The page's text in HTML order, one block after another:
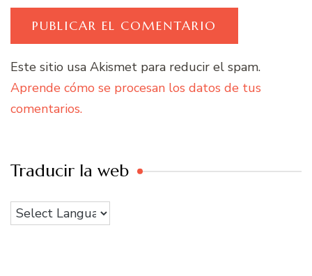
Este sitio usa Akismet para reducir el spam.
Aprende cómo se procesan los datos de tus
comentarios.
Traducir la web